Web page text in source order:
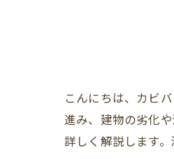
こんにちは、カビ
進み、建物の劣化
詳しく解説します